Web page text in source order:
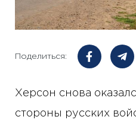
Поделиться:
Херсон снова
стороны русских